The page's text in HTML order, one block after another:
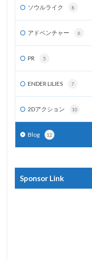
ソウルライク 8
アドベンチャー 6
PR 5
ENDER LILIES 7
2Dアクション 10
Blog 12
Sponsor Link